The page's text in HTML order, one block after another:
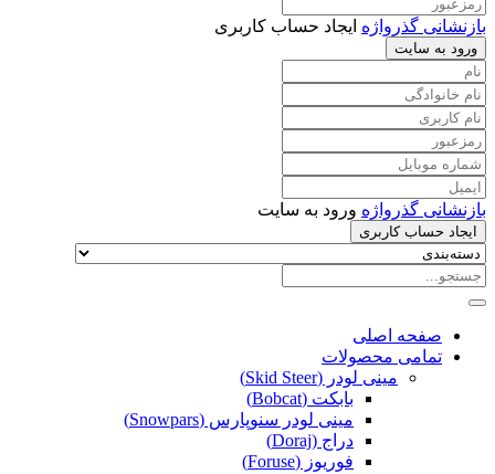
بازنشانی گذرواژه ایجاد حساب کاربری
ورود به سایت
بازنشانی گذرواژه ورود به سایت
ایجاد حساب کاربری
صفحه اصلی
تمامی محصولات
مینی لودر (Skid Steer)
بابکت (Bobcat)
مینی لودر سنوپارس (Snowpars)
دراج (Doraj)
فوریوز (Foruse)